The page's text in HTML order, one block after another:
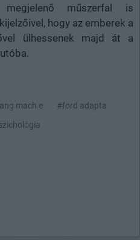
megjelenő műszerfal is
hogy az emberek a
ülhessenek majd át a
mach e
#ford adapta